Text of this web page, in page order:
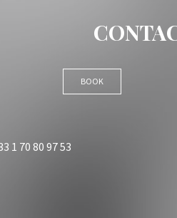
BOOK
1 70 80 97 53